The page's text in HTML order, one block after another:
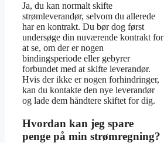
Ja, du kan normalt skifte
strømleverandør, selvom du allerede
har en kontrakt. Du bør dog først
undersøge din nuværende kontrakt for
at se, om der er nogen
bindingsperiode eller gebyrer
forbundet med at skifte leverandør.
Hvis der ikke er nogen forhindringer,
kan du kontakte den nye leverandør
og lade dem håndtere skiftet for dig.
Hvordan kan jeg spare
penge på min strømregning?